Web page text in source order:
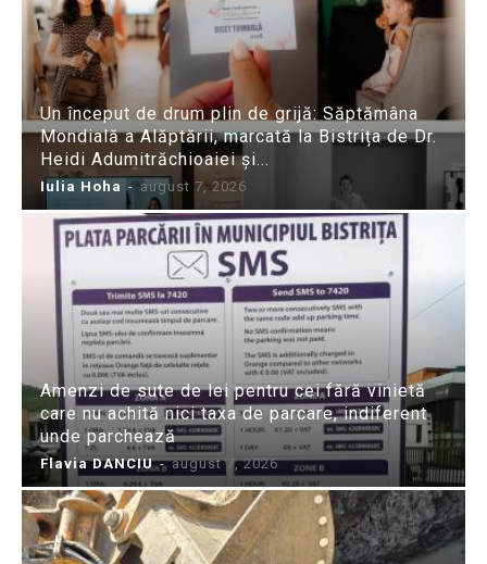
Un început de drum plin de grijă: Săptămâna
Mondială a Alăptării, marcată la Bistrița de Dr.
Heidi Adumitrăchioaiei și...
Iulia Hoha - august 7, 2026
Amenzi de sute de lei pentru cei fără vinietă
care nu achită nici taxa de parcare, indiferent
unde parchează
Flavia DANCIU - august 7, 2026